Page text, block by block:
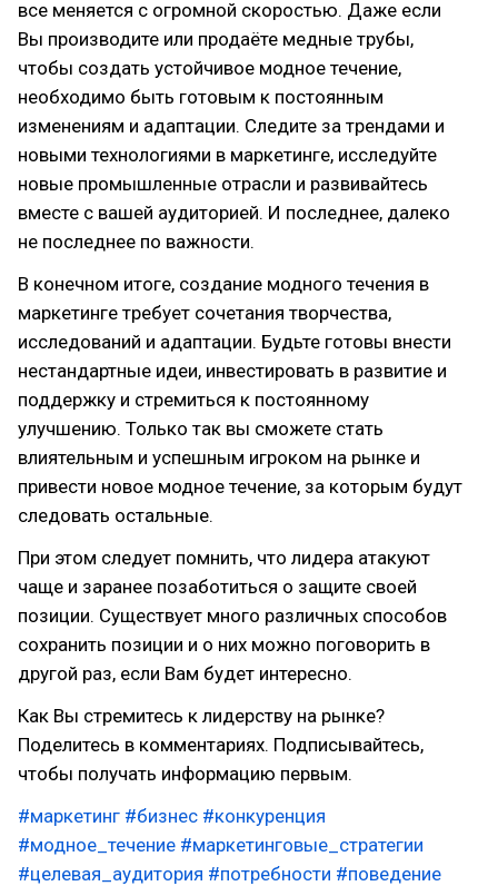
все меняется с огромной скоростью. Даже если
Вы производите или продаёте медные трубы,
чтобы создать устойчивое модное течение,
необходимо быть готовым к постоянным
изменениям и адаптации. Следите за трендами и
новыми технологиями в маркетинге, исследуйте
новые промышленные отрасли и развивайтесь
вместе с вашей аудиторией. И последнее, далеко
не последнее по важности.
В конечном итоге, создание модного течения в
маркетинге требует сочетания творчества,
исследований и адаптации. Будьте готовы внести
нестандартные идеи, инвестировать в развитие и
поддержку и стремиться к постоянному
улучшению. Только так вы сможете стать
влиятельным и успешным игроком на рынке и
привести новое модное течение, за которым будут
следовать остальные.
При этом следует помнить, что лидера атакуют
чаще и заранее позаботиться о защите своей
позиции. Существует много различных способов
сохранить позиции и о них можно поговорить в
другой раз, если Вам будет интересно.
Как Вы стремитесь к лидерству на рынке?
Поделитесь в комментариях. Подписывайтесь,
чтобы получать информацию первым.
#маркетинг #бизнес #конкуренция
#модное_течение #маркетинговые_стратегии
#целевая_аудитория #потребности #поведение